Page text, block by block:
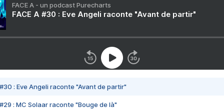
FACE A - un podcast Purecharts
FACE A #30 : Eve Angeli raconte "Avant de partir"
#30 : Eve Angeli raconte "Avant de partir"
#29 : MC Solaar raconte "Bouge de là"